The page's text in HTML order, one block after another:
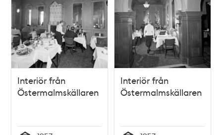
Interiör från
Östermalmskällaren
Interiör från
Östermalmskällaren